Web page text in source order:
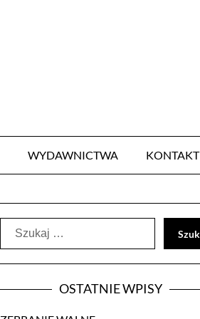
WYDAWNICTWA KONTAKT
Szukaj:
OSTATNIE WPISY